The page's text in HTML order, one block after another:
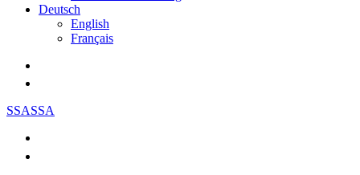
Deutsch
English
Français
SSASSA